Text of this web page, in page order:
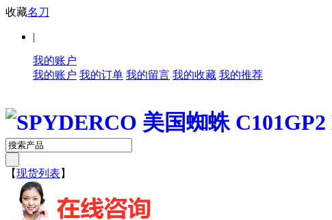
收藏名刀
|
我的账户
我的账户 我的订单 我的留言 我的收藏 我的推荐
【现货列表 】